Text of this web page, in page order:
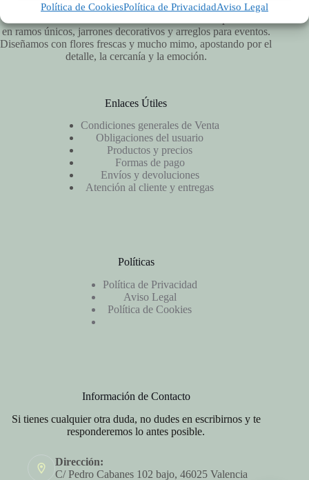
Política de CookiesPolítica de PrivacidadAviso Legal
Vitalflora es una floristería artesanal en Valencia especializada
en ramos únicos, jarrones decorativos y arreglos para eventos.
Diseñamos con flores frescas y mucho mimo, apostando por el
detalle, la cercanía y la emoción.
Enlaces Útiles
Condiciones generales de Venta
Obligaciones del usuario
Productos y precios
Formas de pago
Envíos y devoluciones
Atención al cliente y entregas
Políticas
Política de Privacidad
Aviso Legal
Política de Cookies
Información de Contacto
Si tienes cualquier otra duda, no dudes en escribirnos y te
responderemos lo antes posible.
Dirección:
C/ Pedro Cabanes 102 bajo, 46025 Valencia